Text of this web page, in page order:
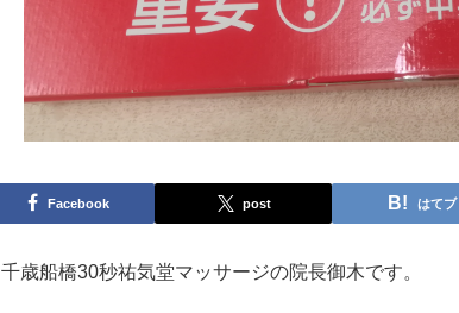
Facebook post はてブ
千歳船橋30秒祐気堂マッサージの院長御木です。